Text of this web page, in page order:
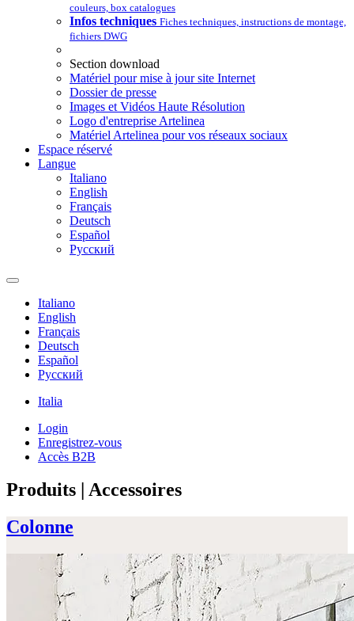
couleurs, box catalogues
Infos techniques Fiches techniques, instructions de montage,
fichiers DWG
Section download
Matériel pour mise à jour site Internet
Dossier de presse
Images et Vidéos Haute Résolution
Logo d'entreprise Artelinea
Matériel Artelinea pour vos réseaux sociaux
Espace réservé
Langue
Italiano
English
Français
Deutsch
Español
Pусский
Italiano
English
Français
Deutsch
Español
Pусский
Italia
Login
Enregistrez-vous
Accès B2B
Produits | Accessoires
Colonne